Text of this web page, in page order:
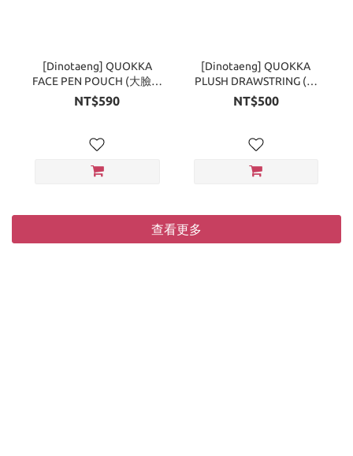
[Dinotaeng] QUOKKA
FACE PEN POUCH (大臉筆
袋)
NT$590
[Dinotaeng] QUOKKA
PLUSH DRAWSTRING (絨
毛束口袋)
NT$500
查看更多